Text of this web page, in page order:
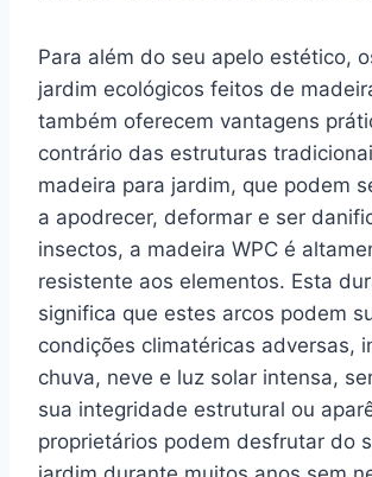
Para além do seu apelo estético,
jardim ecológicos feitos de
também oferecem vantagens
contrário das estruturas
madeira para jardim, que podem
a apodrecer, deformar e ser
insectos, a madeira WPC é
resistente aos elementos. Esta
significa que estes arcos podem
condições climatéricas adversas,
chuva, neve e luz solar intensa,
sua integridade estrutural ou
proprietários podem desfrutar do